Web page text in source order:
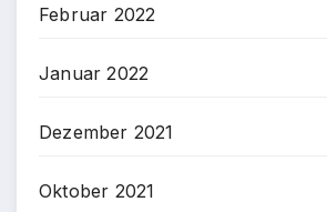
Februar 2022
Januar 2022
Dezember 2021
Oktober 2021